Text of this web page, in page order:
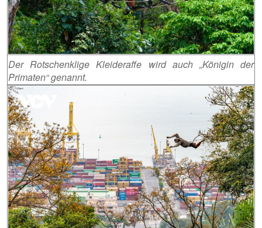
Der Rotschenklige Kleideraffe wird auch „Königin der
Primaten“ genannt.